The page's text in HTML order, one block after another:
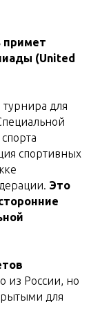
примет
(United
для
спортивных
Это
из России, но
для